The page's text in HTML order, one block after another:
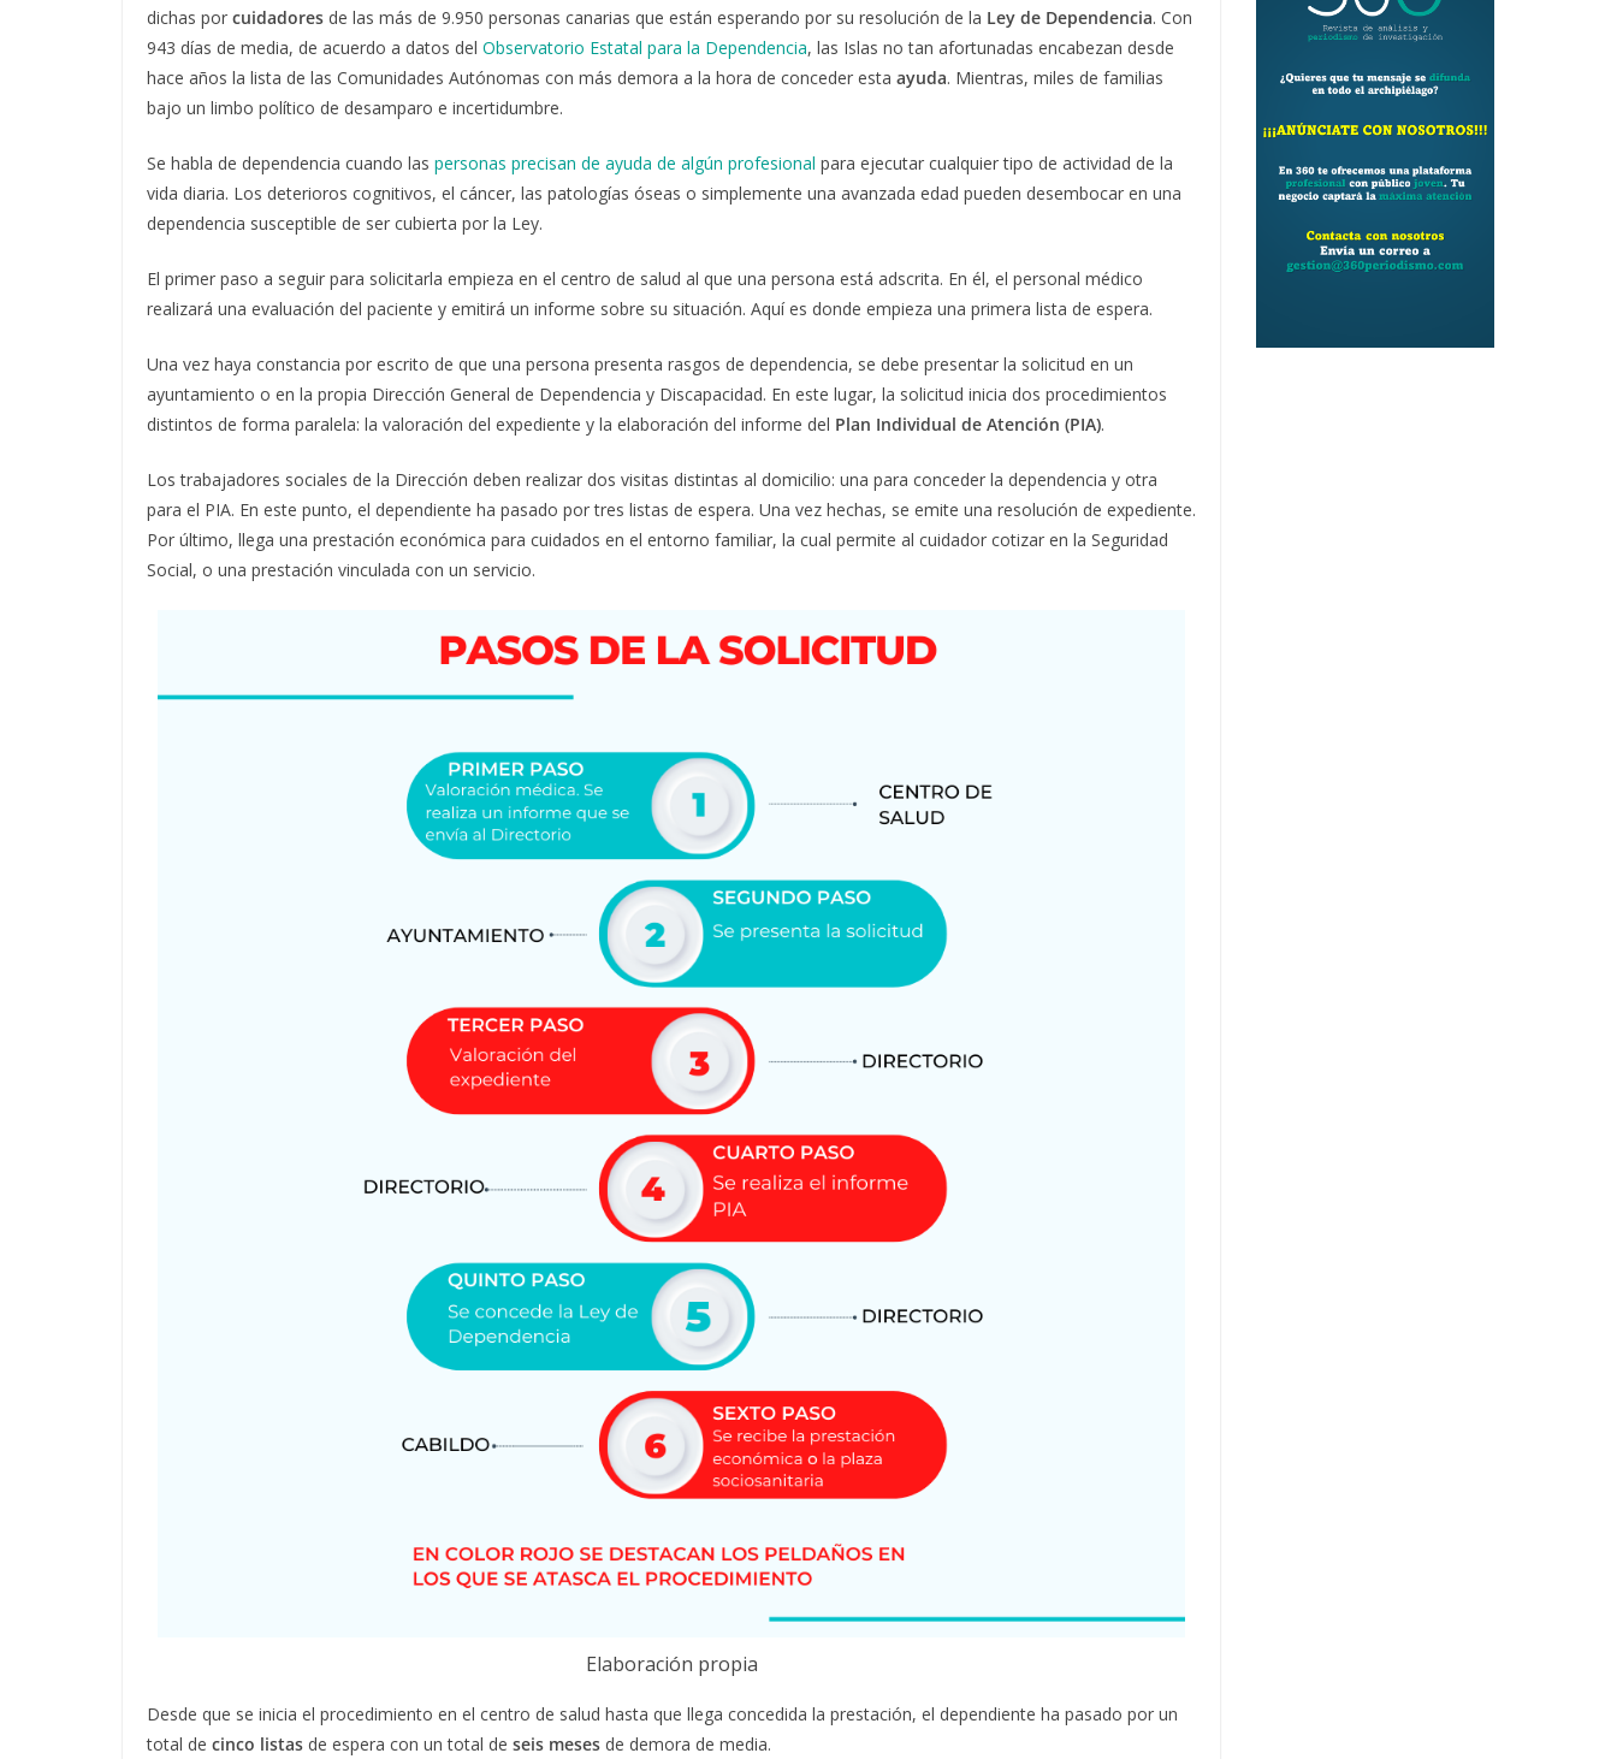
dichas por cuidadores de las más de 9.950 personas canarias que están esperando por su resolución de la Ley de Dependencia. Con
943 días de media, de acuerdo a datos del Observatorio Estatal para la Dependencia, las Islas no tan afortunadas encabezan desde
hace años la lista de las Comunidades Autónomas con más demora a la hora de conceder esta ayuda. Mientras, miles de familias
bajo un limbo político de desamparo e incertidumbre.
Se habla de dependencia cuando las personas precisan de ayuda de algún profesional para ejecutar cualquier tipo de actividad de la
vida diaria. Los deterioros cognitivos, el cáncer, las patologías óseas o simplemente una avanzada edad pueden desembocar en una
dependencia susceptible de ser cubierta por la Ley.
El primer paso a seguir para solicitarla empieza en el centro de salud al que una persona está adscrita. En él, el personal médico
realizará una evaluación del paciente y emitirá un informe sobre su situación. Aquí es donde empieza una primera lista de espera.
Una vez haya constancia por escrito de que una persona presenta rasgos de dependencia, se debe presentar la solicitud en un
ayuntamiento o en la propia Dirección General de Dependencia y Discapacidad. En este lugar, la solicitud inicia dos procedimientos
distintos de forma paralela: la valoración del expediente y la elaboración del informe del Plan Individual de Atención (PIA).
Los trabajadores sociales de la Dirección deben realizar dos visitas distintas al domicilio: una para conceder la dependencia y otra
para el PIA. En este punto, el dependiente ha pasado por tres listas de espera. Una vez hechas, se emite una resolución de expediente.
Por último, llega una prestación económica para cuidados en el entorno familiar, la cual permite al cuidador cotizar en la Seguridad
Social, o una prestación vinculada con un servicio.
Elaboración propia
Desde que se inicia el procedimiento en el centro de salud hasta que llega concedida la prestación, el dependiente ha pasado por un
total de cinco listas de espera con un total de seis meses de demora de media.